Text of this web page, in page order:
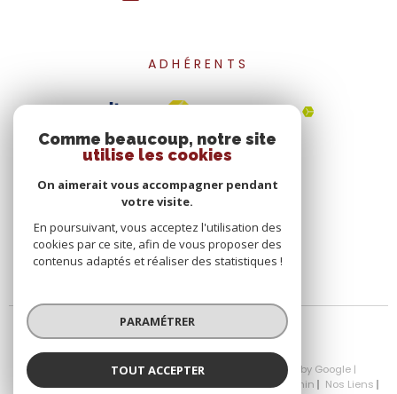
ADHÉRENTS
© 2026 | Tous droits réservés | Traduction powered by Google |
Nos Honoraires
Plan Du Site Mentions Légales Admin
Nos Liens
Comme beaucoup, notre site
utilise les cookies
On aimerait vous accompagner pendant
votre visite.
En poursuivant, vous acceptez l'utilisation des
cookies par ce site, afin de vous proposer des
contenus adaptés et réaliser des statistiques !
PARAMÉTRER
TOUT ACCEPTER